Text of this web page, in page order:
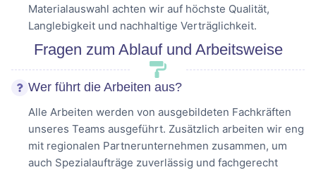
Materialauswahl achten wir auf höchste Qualität,
Langlebigkeit und nachhaltige Verträglichkeit.
Fragen zum Ablauf und Arbeitsweise
Wer führt die Arbeiten aus?
Alle Arbeiten werden von ausgebildeten Fachkräften
unseres Teams ausgeführt. Zusätzlich arbeiten wir eng
mit regionalen Partnerunternehmen zusammen, um
auch Spezialaufträge zuverlässig und fachgerecht